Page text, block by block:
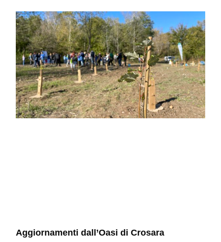
Aggiornamenti dall’Oasi di Crosara